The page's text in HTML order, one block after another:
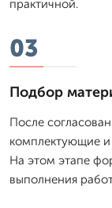
практичной.
03
Подбор
После
комплектующие и
На этом этапе
выполнения